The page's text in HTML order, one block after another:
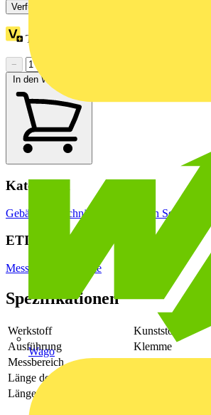
Wago
Verfügbar: 1 Händler
Treuepunkte:
−
In den Warenkorb
Kategorien
Gebäudeleittechnik & Automation Sensoren
ETIM Group
Mess- und Prüfgeräte
Spezifikationen
Werkstoff
Kunststoff
Ausführung
Klemme
Messbereich
-30 - 55
Länge der Sonde
Länge des Anschlusskabels